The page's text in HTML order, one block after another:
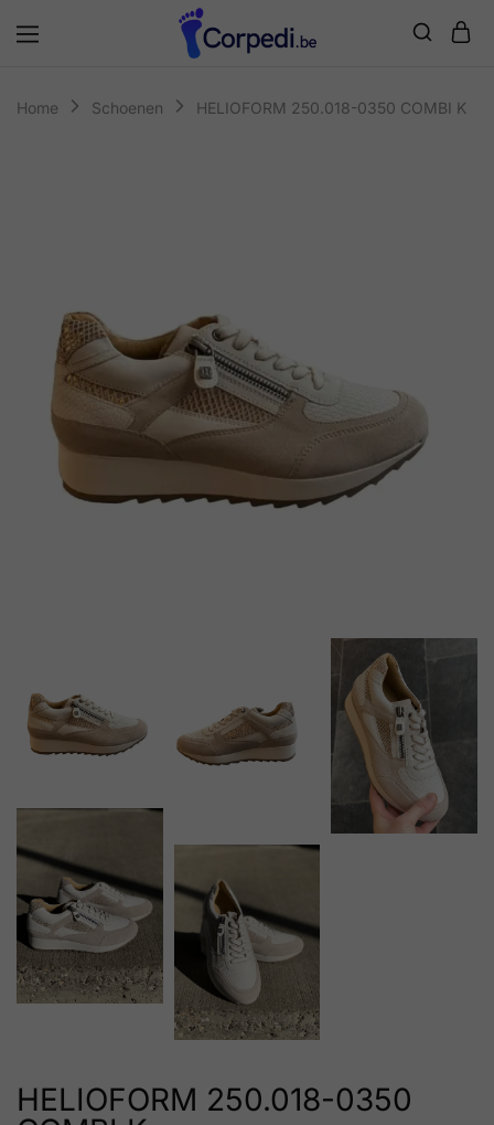
Home Schoenen HELIOFORM 250.018-0350 COMBI K
HELIOFORM 250.018-0350